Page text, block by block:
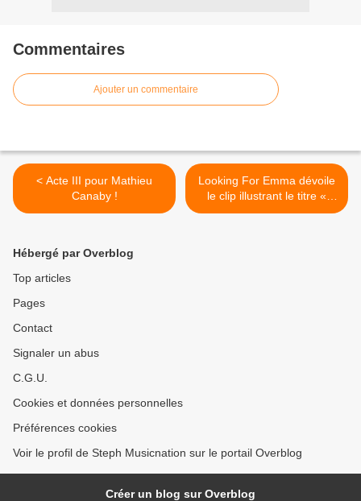
Commentaires
Ajouter un commentaire
< Acte III pour Mathieu
Canaby !
Looking For Emma dévoile
le clip illustrant le titre «
Sunny Day » ! >
Hébergé par Overblog
Top articles
Pages
Contact
Signaler un abus
C.G.U.
Cookies et données personnelles
Préférences cookies
Voir le profil de Steph Musicnation sur le portail Overblog
Créer un blog sur Overblog